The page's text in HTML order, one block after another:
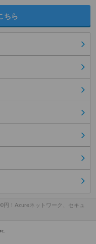
ちら
円！Azureネットワーク、セキュ